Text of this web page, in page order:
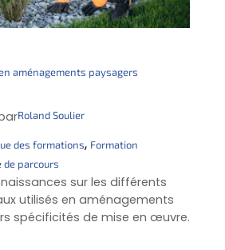
aménagements paysagers
Roland Soulier
des formations, Formation
de parcours
sur les différents
utilisés en aménagements
spécificités de mise en œuvre.